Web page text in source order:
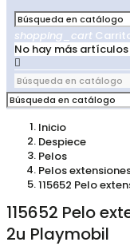
shopping_cart
No hay más

Inicio
Despiece
Pelos
Pelos
115652 Pelo
115652 Pelo
2u Playmobil